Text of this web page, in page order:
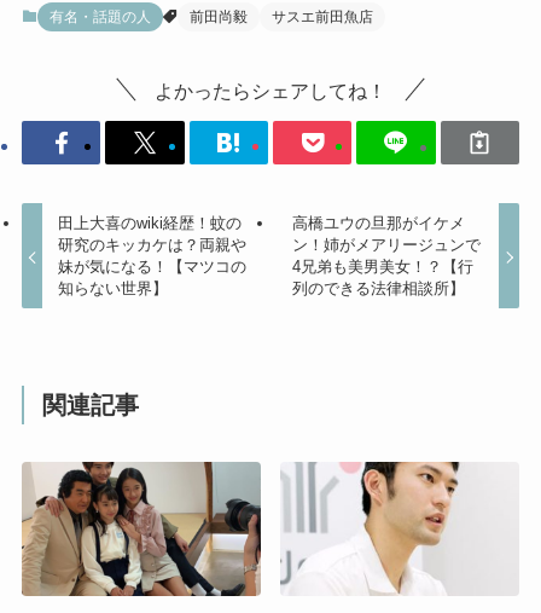
有名・話題の人 前田尚毅 サスエ前田魚店
よかったらシェアしてね！
田上大喜のwiki経歴！蚊の
研究のキッカケは？両親や
妹が気になる！【マツコの
知らない世界】
高橋ユウの旦那がイケメ
ン！姉がメアリージュンで
4兄弟も美男美女！？【行
列のできる法律相談所】
関連記事